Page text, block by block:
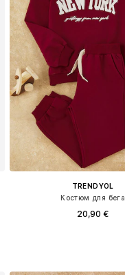
TRENDYOL
Костюм для бега
20,90 €